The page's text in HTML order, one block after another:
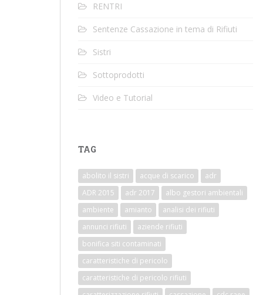
RENTRI
Sentenze Cassazione in tema di Rifiuti
Sistri
Sottoprodotti
Video e Tutorial
TAG
abolito il sistri acque di scarico
adr
ADR 2015
adr 2017
albo gestori ambientali
ambiente
amianto
analisi dei rifiuti
annunci rifiuti
aziende rifiuti
bonifica siti contaminati
caratteristiche di pericolo
caratteristiche di pericolo rifiuti